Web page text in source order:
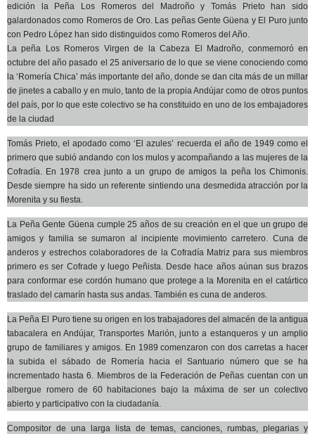
edición la Peña Los Romeros del Madroño y Tomás Prieto han sido
galardonados como Romeros de Oro. Las peñas Gente Güena y El Puro junto
con Pedro López han sido distinguidos como Romeros del Año.
La peña Los Romeros Virgen de la Cabeza El Madroño, conmemoró en
octubre del año pasado el 25 aniversario de lo que se viene conociendo como
la ‘Romería Chica’ más importante del año, donde se dan cita más de un millar
de jinetes a caballo y en mulo, tanto de la propia Andújar como de otros puntos
del país, por lo que este colectivo se ha constituido en uno de los embajadores
de la ciudad
Tomás Prieto, el apodado como ‘El azules’ recuerda el año de 1949 como el
primero que subió andando con los mulos y acompañando a las mujeres de la
Cofradía. En 1978 crea junto a un grupo de amigos la peña los Chimonis.
Desde siempre ha sido un referente sintiendo una desmedida atracción por la
Morenita y su fiesta.
La Peña Gente Güena cumple 25 años de su creación en el que un grupo de
amigos y familia se sumaron al incipiente movimiento carretero. Cuna de
anderos y estrechos colaboradores de la Cofradía Matriz para sus miembros
primero es ser Cofrade y luego Peñista. Desde hace años aúnan sus brazos
para conformar ese cordón humano que protege a la Morenita en el catártico
traslado del camarín hasta sus andas. También es cuna de anderos.
La Peña El Puro tiene su origen en los trabajadores del almacén de la antigua
tabacalera en Andújar, Transportes Marión, junto a estanqueros y un amplio
grupo de familiares y amigos. En 1989 comenzaron con dos carretas a hacer
la subida el sábado de Romería hacia el Santuario número que se ha
incrementado hasta 6. Miembros de la Federación de Peñas cuentan con un
albergue romero de 60 habitaciones bajo la máxima de ser un colectivo
abierto y participativo con la ciudadanía.
Compositor de una larga lista de temas, canciones, rumbas, plegarias y